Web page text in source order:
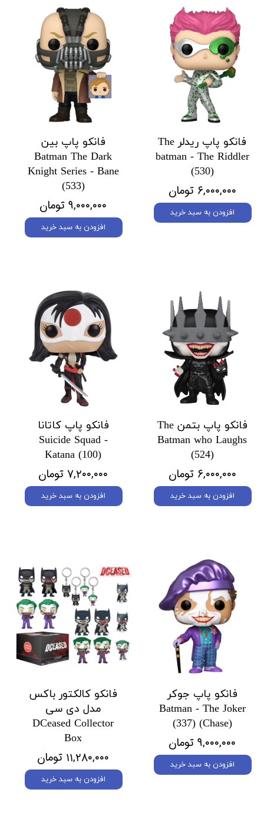
فانکو پاپ ریدلر The
batman - The Riddler
(530)
۶,۰۰۰,۰۰۰ تومان
افزودن به سبد خرید
فانکو پاپ بین
Batman The Dark
Knight Series - Bane
(533)
۹,۰۰۰,۰۰۰ تومان
افزودن به سبد خرید
فانکو پاپ بتمن The
Batman who Laughs
(524)
۶,۰۰۰,۰۰۰ تومان
افزودن به سبد خرید
فانکو پاپ کاتانا
Suicide Squad -
Katana (100)
۷,۲۰۰,۰۰۰ تومان
افزودن به سبد خرید
فانکو پاپ جوکر
Batman - The Joker
(337) (Chase)
۹,۰۰۰,۰۰۰ تومان
افزودن به سبد خرید
فانکو کالکتور باکس
مدل دی سی
DCeased Collector
Box
۱۱,۲۸۰,۰۰۰ تومان
افزودن به سبد خرید